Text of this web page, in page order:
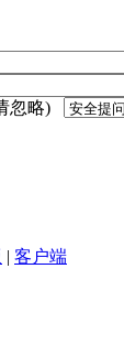
忽略)
| 客户端